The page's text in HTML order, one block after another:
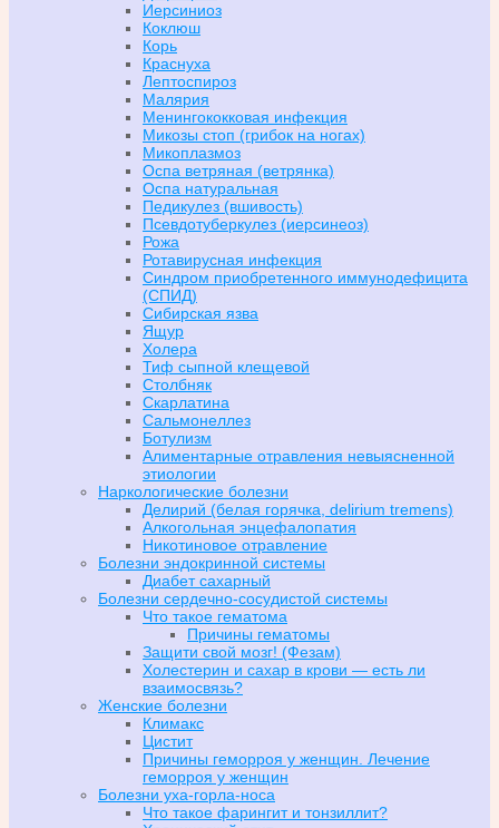
Иерсиниоз
Коклюш
Корь
Краснуха
Лептоспироз
Малярия
Менингококковая инфекция
Микозы стоп (грибок на ногах)
Микоплазмоз
Оспа ветряная (ветрянка)
Оспа натуральная
Педикулез (вшивость)
Псевдотуберкулез (иерсинеоз)
Рожа
Ротавирусная инфекция
Синдром приобретенного иммунодефицита
(СПИД)
Сибирская язва
Ящур
Холера
Тиф сыпной клещевой
Столбняк
Скарлатина
Сальмонеллез
Ботулизм
Алиментарные отравления невыясненной
этиологии
Наркологические болезни
Делирий (белая горячка, delirium tremens)
Алкогольная энцефалопатия
Никотиновое отравление
Болезни эндокринной системы
Диабет сахарный
Болезни сердечно-сосудистой системы
Что такое гематома
Причины гематомы
Защити свой мозг! (Фезам)
Холестерин и сахар в крови — есть ли
взаимосвязь?
Женские болезни
Климакс
Цистит
Причины геморроя у женщин. Лечение
геморроя у женщин
Болезни уха-горла-носа
Что такое фарингит и тонзиллит?